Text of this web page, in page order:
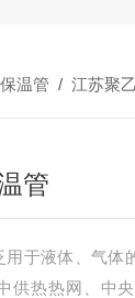
温管 / 江苏聚
管
用于液体、气体
供热热网、中